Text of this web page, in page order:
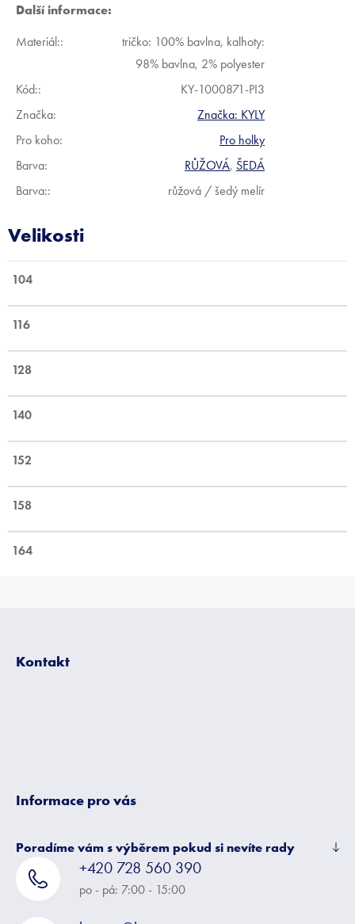
Další informace:
Materiál::
tričko: 100% bavlna, kalhoty:
98% bavlna, 2% polyester
Kód::
KY-1000871-PI3
Značka:
Značka: KYLY
Pro koho:
Pro holky
Barva: RŮŽOVÁ, ŠEDÁ
Barva:: růžová / šedý melír
104
116
128
140
152
158
164
Kontakt
Informace pro vás
Poradíme vám s výběrem pokud si nevíte rady
+420 728 560 390
po - pá: 7:00 - 15:00